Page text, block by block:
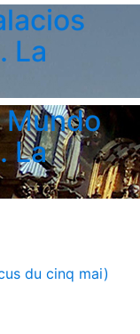
La
Mundo
La
du cinq mai)